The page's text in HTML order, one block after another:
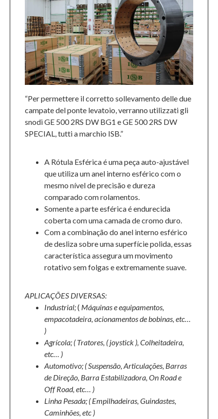
“Per permettere il corretto sollevamento delle due
campate del ponte levatoio, verranno utilizzati gli
snodi GE 500 2RS DW BG1 e GE 500 2RS DW
SPECIAL, tutti a marchio ISB.”
A Rótula Esférica é uma peça auto-ajustável
que utiliza um anel interno esférico com o
mesmo nível de precisão e dureza
comparado com rolamentos.
Somente a parte esférica é endurecida
coberta com uma camada de cromo duro.
Com a combinação do anel interno esférico
de desliza sobre uma superfície polida, essas
característica assegura um movimento
rotativo sem folgas e extremamente suave.
APLICAÇÕES DIVERSAS:
Industrial;( Máquinas e equipamentos,
empacotadeira, acionamentos de bobinas, etc…
)
Agrícola; ( Tratores, ( joystick ), Colheitadeira,
etc… )
Automotivo; ( Suspensão, Articulações, Barras
de Direção, Barra Estabilizadora, On Road e
Off Road, etc… )
Linha Pesada; ( Empilhadeiras, Guindastes,
Caminhões, etc )